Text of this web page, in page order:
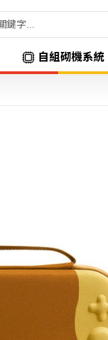
自組砌機系統